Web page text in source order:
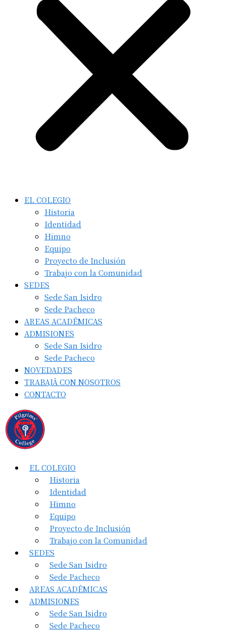
EL COLEGIO
Historia
Identidad
Himno
Equipo
Proyecto de Inclusión
Trabajo con la Comunidad
SEDES
Sede San Isidro
Sede Pacheco
AREAS ACADÊMICAS
ADMISIONES
Sede San Isidro
Sede Pacheco
NOVEDADES
TRABAJÂ CON NOSOTROS
CONTACTO
EL COLEGIO
Historia
Identidad
Himno
Equipo
Proyecto de Inclusión
Trabajo con la Comunidad
SEDES
Sede San Isidro
Sede Pacheco
AREAS ACADÊMICAS
ADMISIONES
Sede San Isidro
Sede Pacheco